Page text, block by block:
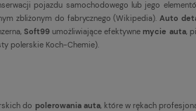
pojazdu samochodowego lub jego
zbliżonym do fabrycznego (Wikipedia). Auto
Soft99umożliwiające efektywnemycie auta,
polerskie Koch-Chemie).
do polerowania auta, które w rękach